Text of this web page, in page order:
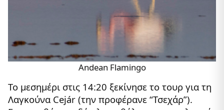
Andean Flamingo
Το μεσημέρι στις 14:20 ξεκίνησε το τουρ για τη
Λαγκούνα Cejár (την προφέρανε “Τσεχάρ”).